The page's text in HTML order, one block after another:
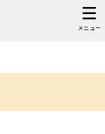
メニュー